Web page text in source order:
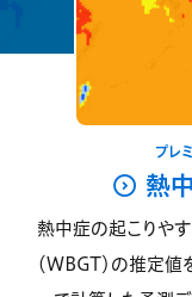
プレ
熱
熱中症の起こりや
（WBGT）の推定